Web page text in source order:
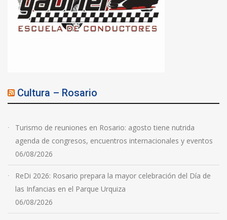
Cultura – Rosario
Turismo de reuniones en Rosario: agosto tiene nutrida
agenda de congresos, encuentros internacionales y eventos
06/08/2026
ReDi 2026: Rosario prepara la mayor celebración del Día de
las Infancias en el Parque Urquiza
06/08/2026